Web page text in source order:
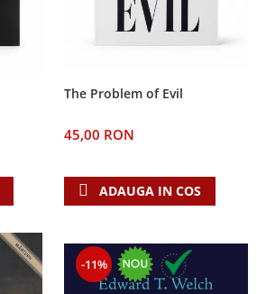
The Problem of Evil
45,00 RON
ADAUGA IN COS
-11%